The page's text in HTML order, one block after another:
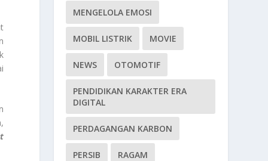
MENGELOLA EMOSI
MOBIL LISTRIK MOVIE
NEWS OTOMOTIF
PENDIDIKAN KARAKTER ERA
DIGITAL
PERDAGANGAN KARBON
PERSIB RAGAM